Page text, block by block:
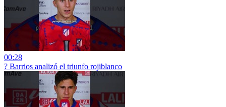
00:28
?️ Barrios analizó el triunfo rojiblanco